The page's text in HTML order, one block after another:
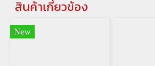
สินค้าเกี่ยวข้อง
New